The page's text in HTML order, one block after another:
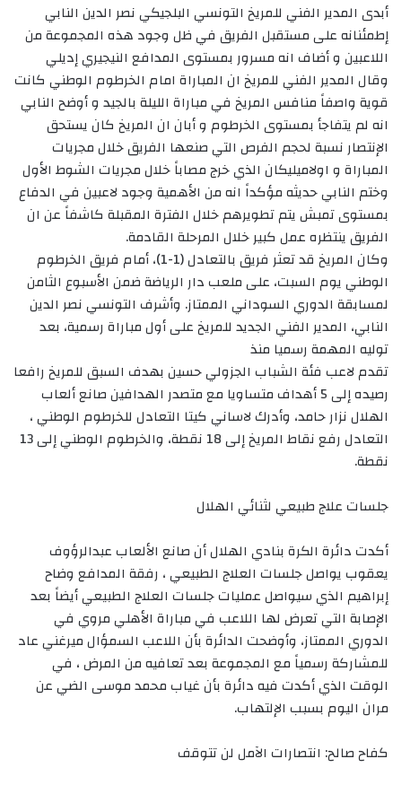
أبدى المدير الفني للمريخ التونسي البلجيكي نصر الدين النابي
إطمئنانه على مستقبل الفريق في ظل وجود هذه المجموعة من
اللاعبين و أضاف انه مسرور بمستوى المدافع النيجيري إديلي
وقال المدير الفني للمريخ ان المباراة امام الخرطوم الوطني كانت
قوية واصفاً منافس المريخ في مباراة الليلة بالجيد و أوضح النابي
انه لم يتفاجأ بمستوى الخرطوم و أبان ان المريخ كان يستحق
الإنتصار نسبة لحجم الفرص التي صنعها الفريق خلال مجريات
المباراة و اولاميليكان الذي خرج مصاباً خلال مجريات الشوط الأول
وختم النابي حديثه مؤكداً انه من الأهمية وجود لاعبين في الدفاع
بمستوى تمبش يتم تطويرهم خلال الفترة المقبلة كاشفاً عن ان
الفريق ينتظره عمل كبير خلال المرحلة القادمة.
وكان المريخ قد تعثر فريق بالتعادل (1-1)، أمام فريق الخرطوم
الوطني يوم السبت، على ملعب دار الرياضة ضمن الأسبوع الثامن
لمسابقة الدوري السوداني الممتاز. وأشرف التونسي نصر الدين
النابي، المدير الفني الجديد للمريخ على أول مباراة رسمية، بعد
توليه المهمة رسميا منذ
تقدم لاعب فئة الشباب الجزولي حسين بهدف السبق للمريخ رافعا
رصيده إلى 5 أهداف متساويا مع متصدر الهدافين صانع ألعاب
الهلال نزار حامد، وأدرك لاساني كيتا التعادل للخرطوم الوطني ،
التعادل رفع نقاط المريخ إلى 18 نقطة، والخرطوم الوطني إلى 13
نقطة.
جلسات علاج طبيعي لثنائي الهلال
أكدت دائرة الكرة بنادي الهلال أن صانع الألعاب عبدالرؤوف
يعقوب يواصل جلسات العلاج الطبيعي ، رفقة المدافع وضاح
إبراهيم الذي سيواصل عمليات جلسات العلاج الطبيعي أيضاً بعد
الإصابة التي تعرض لها اللاعب في مباراة الأهلي مروي في
الدوري الممتاز، وأوضحت الدائرة بأن اللاعب السمؤال ميرغني عاد
للمشاركة رسمياً مع المجموعة بعد تعافيه من المرض ، في
الوقت الذي أكدت فيه دائرة بأن غياب محمد موسى الضي عن
مران اليوم بسبب الإلتهاب.
كفاح صالح: انتصارات الآمل لن تتوقف